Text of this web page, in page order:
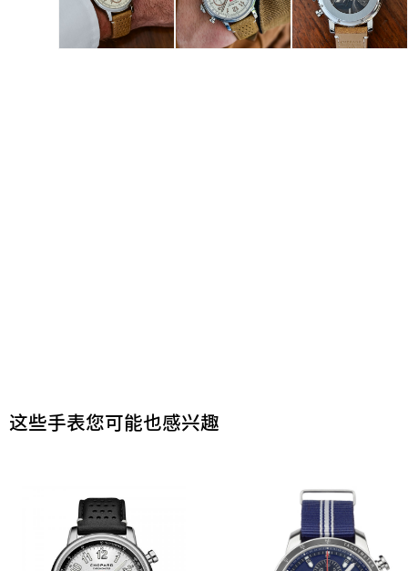
这些手表您可能也感兴趣